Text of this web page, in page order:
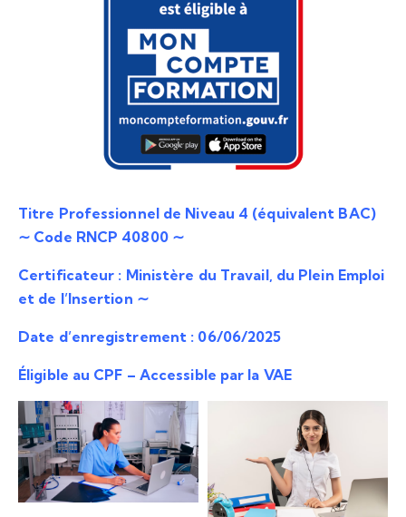
Titre Professionnel de Niveau 4 (équivalent BAC)
∼ Code RNCP 40800 ∼
Certificateur : Ministère du Travail, du Plein Emploi
et de l’Insertion ∼
Date d’enregistrement : 06/06/2025
Éligible au CPF – Accessible par la VAE